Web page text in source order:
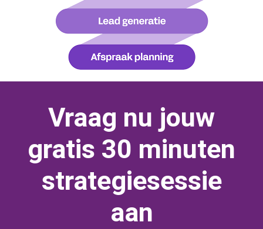
Vraag nu jouw
gratis 30 minuten
strategiesessie
aan